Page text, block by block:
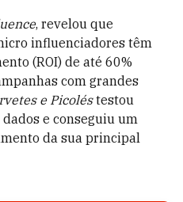
, revelou que
influenciadores têm
(ROI) de até 60%
com grandes
e Picoléstestou
e conseguiu um
da sua principal